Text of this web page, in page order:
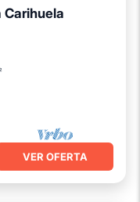
Carihuela
VER OFERTA